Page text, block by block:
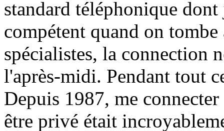
standard téléphonique
compétent quand on
spécialistes, la connection
l'après-midi. Pendant tout
Depuis 1987, me
être privé était